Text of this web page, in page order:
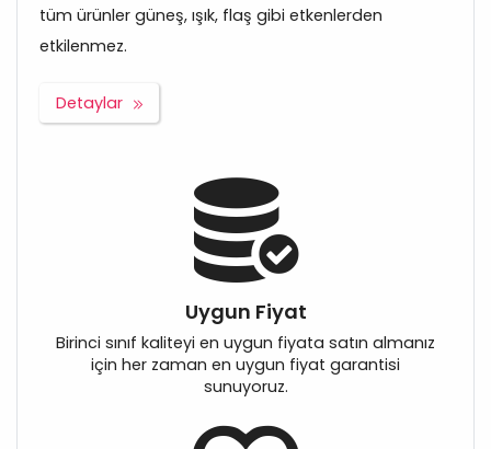
tüm ürünler güneş, ışık, flaş gibi etkenlerden
etkilenmez.
Detaylar
Uygun Fiyat
Birinci sınıf kaliteyi en uygun fiyata satın almanız
için her zaman en uygun fiyat garantisi
sunuyoruz.